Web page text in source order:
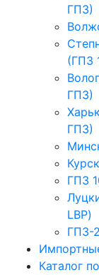
ГПЗ)
(ГПЗ
ГПЗ)
ГПЗ)
ГПЗ
LBP)
ГПЗ-2
Каталог